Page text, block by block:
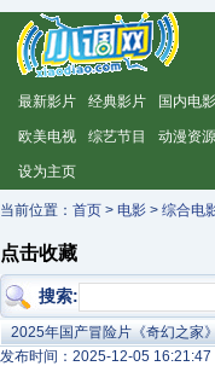
最新影片 经典影片 国内电影
欧美电视 综艺节目 动漫资源
设为主页
当前位置： 首页 > 电影 > 综合电
点击收藏
搜索:
2025年国产冒险片《奇幻之家
发布时间：2025-12-05 16:21:47